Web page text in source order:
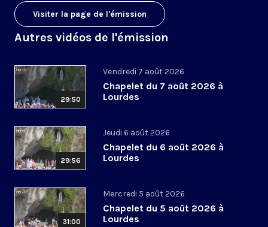
Visiter la page de l'émission
Autres vidéos de l'émission
29:50
Vendredi 7 août 2026
Chapelet du 7 août 2026 à
Lourdes
29:56
Jeudi 6 août 2026
Chapelet du 6 août 2026 à
Lourdes
31:00
Mercredi 5 août 2026
Chapelet du 5 août 2026 à
Lourdes